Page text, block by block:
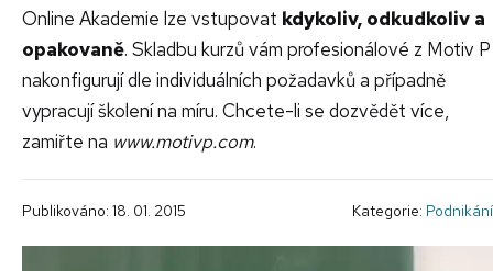
Online Akademie lze vstupovat kdykoliv, odkudkoliv a
opakovaně. Skladbu kurzů vám profesionálové z Motiv P
nakonfigurují dle individuálních požadavků a případně
vypracují školení na míru. Chcete-li se dozvědět více,
zamiřte na www.motivp.com.
Publikováno: 18. 01. 2015 Kategorie: Podnikání